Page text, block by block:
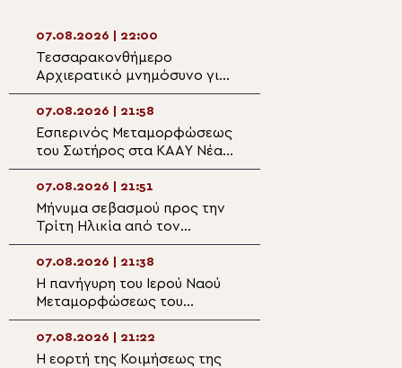
07.08.2026 | 22:00
Τεσσαρακονθήμερο
Αρχιερατικό μνημόσυνο για
τον π. Δημήτριο Μαρτσούκο
στον Άγιο Ιωάννη Απιδέας
07.08.2026 | 21:58
Εσπερινός Μεταμορφώσεως
του Σωτήρος στα ΚΑΑΥ Νέας
Περάμου
07.08.2026 | 21:51
Μήνυμα σεβασμού προς την
Τρίτη Ηλικία από τον
Μητροπολίτη Σπάρτης στη
Ρειχέα
07.08.2026 | 21:38
Η πανήγυρη του Ιερού Ναού
Μεταμορφώσεως του
Σωτήρος στη Λέρο
07.08.2026 | 21:22
Η εορτή της Κοιμήσεως της